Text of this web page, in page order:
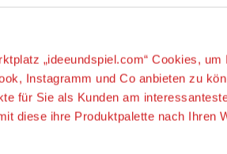
„ideeundspiel.com“ Cookies, um
Instagramm und Co anbieten zu
für Sie als Kunden am
diese ihre Produktpalette nach Ihren
geeignet,